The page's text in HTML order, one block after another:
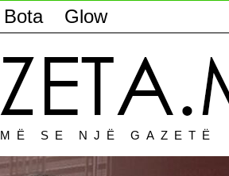
Bota Glow
SE NJË GAZETË